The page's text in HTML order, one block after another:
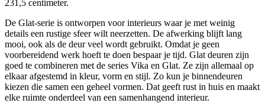
231,5 centimeter.
De Glat-serie is ontworpen voor interieurs waar je met weinig
details een rustige sfeer wilt neerzetten. De afwerking blijft lang
mooi, ook als de deur veel wordt gebruikt. Omdat je geen
voorbereidend werk hoeft te doen bespaar je tijd. Glat deuren zijn
goed te combineren met de series Vika en Glat. Ze zijn allemaal op
elkaar afgestemd in kleur, vorm en stijl. Zo kun je binnendeuren
kiezen die samen een geheel vormen. Dat geeft rust in huis en maakt
elke ruimte onderdeel van een samenhangend interieur.